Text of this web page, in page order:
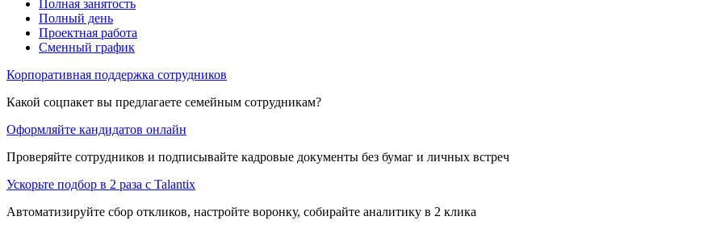
Полная занятость
Полный день
Проектная работа
Сменный график
Корпоративная поддержка сотрудников
Какой соцпакет вы предлагаете семейным сотрудникам?
Оформляйте кандидатов онлайн
Проверяйте сотрудников и подписывайте кадровые документы без бумаг и личных встреч
Ускорьте подбор в 2 раза с Talantix
Автоматизируйте сбор откликов, настройте воронку, собирайте аналитику в 2 клика